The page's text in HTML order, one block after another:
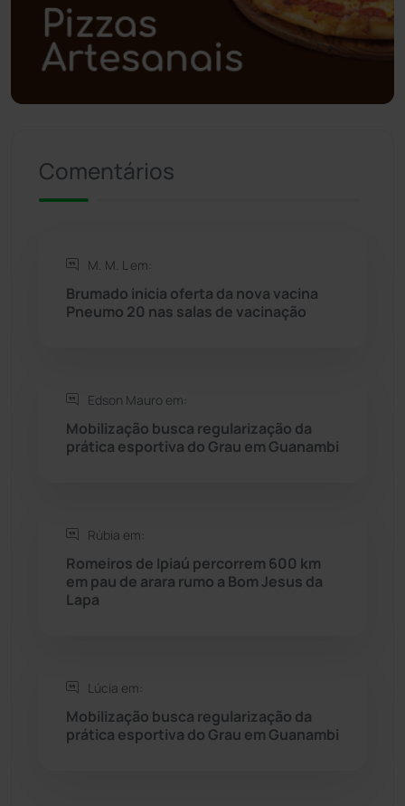
Polícia Militar (27)
Política
Riacho de Santana
Rio do Antônio
Rio do Pires
Seabra
Sudoeste Baiano (1530)
Tecnologia
Comentários
M. M. L em:
Brumado inicia oferta da nova vacina
Pneumo 20 nas salas de vacinação
Edson Mauro em:
Mobilização busca regularização da
prática esportiva do Grau em Guanambi
Rúbia em:
Romeiros de Ipiaú percorrem 600 km
em pau de arara rumo a Bom Jesus da
Lapa
Lúcia em:
Mobilização busca regularização da
prática esportiva do Grau em Guanambi